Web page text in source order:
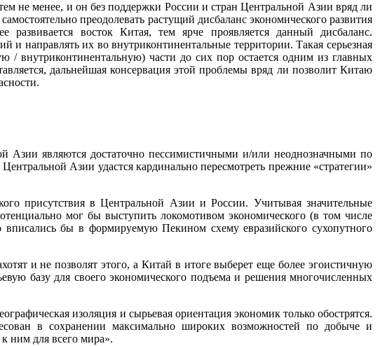
не менее, и он без поддержки России и стран Центральной Азии вряд ли
преодолевать растущий дисбаланс экономического развития
восток Китая, тем ярче проявляется данный дисбаланс.
направлять их во внутриконтинентальные территории. Такая серьезная
внутриконтинентальную) части до сих пор остается одним из главных
дальнейшая консервация этой проблемы вряд ли позволит Китаю
Азии являются достаточно пессимистичными и/или неоднозначными по
Азии удастся кардинально пересмотреть прежние «стратегии»
присутствия в Центральной Азии и России. Учитывая значительные
мог бы выступить локомотивом экономического (в том числе
бы в формируемую Пекином схему евразийского сухопутного
и не позволят этого, а Китай в итоге выберет еще более эгоистичную
базу для своего экономического подъема и решения многочисленных
изоляция и сырьевая ориентация экономик только обострятся.
в сохранении максимально широких возможностей по добыче и
ним для всего мира».